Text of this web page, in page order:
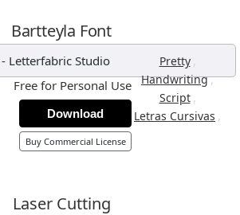
Bartteyla Font
- Letterfabric Studio Pretty ,
Handwriting,
Script ,
Letras Cursivas ,
Free for Personal Use
Download
Buy Commercial License
Laser Cutting